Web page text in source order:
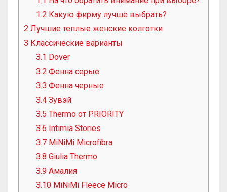
1.2 Какую фирму лучше выбрать?
2 Лучшие теплые женские колготки
3 Классические варианты
3.1 Dover
3.2 Фенна серые
3.3 Фенна черные
3.4 Зувэй
3.5 Thermo от PRIORITY
3.6 Intimia Stories
3.7 MiNiMi Microfibra
3.8 Giulia Thermo
3.9 Амалия
3.10 MiNiMi Fleece Micro